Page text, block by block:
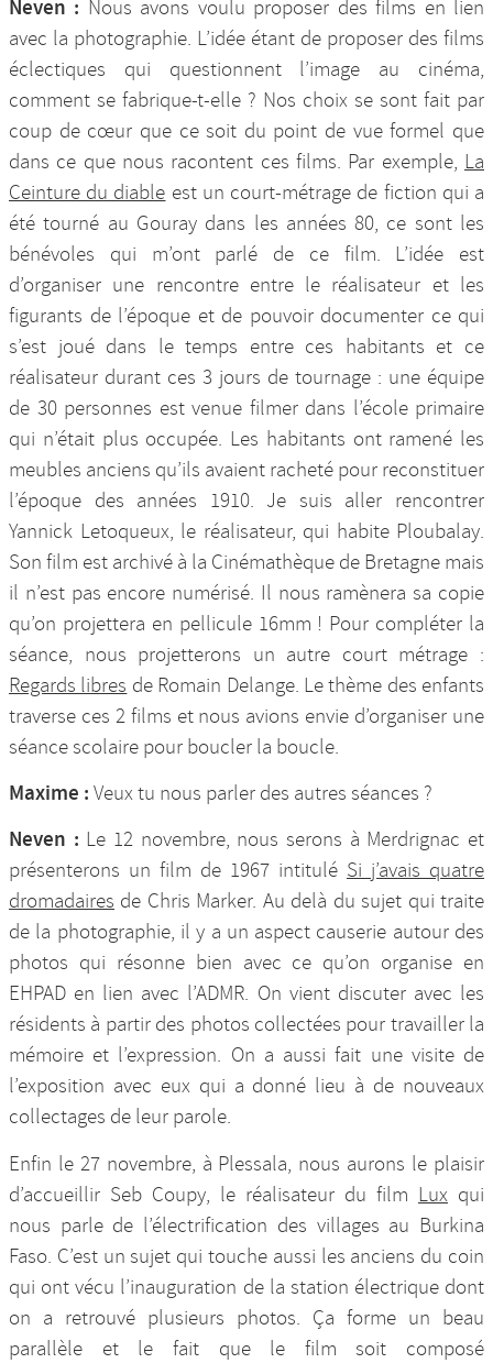
Neven : Nous avons voulu proposer des films en lien
avec la photographie. L’idée étant de proposer des films
éclectiques qui questionnent l’image au cinéma,
comment se fabrique-t-elle ? Nos choix se sont fait par
coup de cœur que ce soit du point de vue formel que
dans ce que nous racontent ces films. Par exemple, La
Ceinture du diable est un court-métrage de fiction qui a
été tourné au Gouray dans les années 80, ce sont les
bénévoles qui m’ont parlé de ce film. L’idée est
d’organiser une rencontre entre le réalisateur et les
figurants de l’époque et de pouvoir documenter ce qui
s’est joué dans le temps entre ces habitants et ce
réalisateur durant ces 3 jours de tournage : une équipe
de 30 personnes est venue filmer dans l’école primaire
qui n’était plus occupée. Les habitants ont ramené les
meubles anciens qu’ils avaient racheté pour reconstituer
l’époque des années 1910. Je suis aller rencontrer
Yannick Letoqueux, le réalisateur, qui habite Ploubalay.
Son film est archivé à la Cinémathèque de Bretagne mais
il n’est pas encore numérisé. Il nous ramènera sa copie
qu’on projettera en pellicule 16mm ! Pour compléter la
séance, nous projetterons un autre court métrage :
Regards libres de Romain Delange. Le thème des enfants
traverse ces 2 films et nous avions envie d’organiser une
séance scolaire pour boucler la boucle.
Maxime : Veux tu nous parler des autres séances ?
Neven : Le 12 novembre, nous serons à Merdrignac et
présenterons un film de 1967 intitulé Si j’avais quatre
dromadaires de Chris Marker. Au delà du sujet qui traite
de la photographie, il y a un aspect causerie autour des
photos qui résonne bien avec ce qu’on organise en
EHPAD en lien avec l’ADMR. On vient discuter avec les
résidents à partir des photos collectées pour travailler la
mémoire et l’expression. On a aussi fait une visite de
l’exposition avec eux qui a donné lieu à de nouveaux
collectages de leur parole.
Enfin le 27 novembre, à Plessala, nous aurons le plaisir
d’accueillir Seb Coupy, le réalisateur du film Lux qui
nous parle de l’électrification des villages au Burkina
Faso. C’est un sujet qui touche aussi les anciens du coin
qui ont vécu l’inauguration de la station électrique dont
on a retrouvé plusieurs photos. Ça forme un beau
parallèle et le fait que le film soit composé